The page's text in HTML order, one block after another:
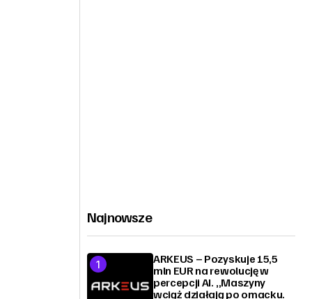
Najnowsze
ARKEUS – Pozyskuje 15,5
mln EUR na rewolucję w
percepcji AI. „Maszyny
wciąż działają po omacku.